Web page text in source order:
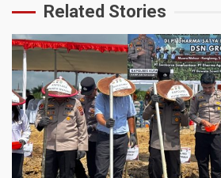
Related Stories